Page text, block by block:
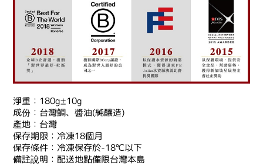
淨重：180g±10g
成份：台灣鯛、醬油(純釀造)
產地：台灣
保存期限：冷凍18個月
保存條件：冷凍保存於-18℃以下
備註說明：配送地點僅限台灣本島